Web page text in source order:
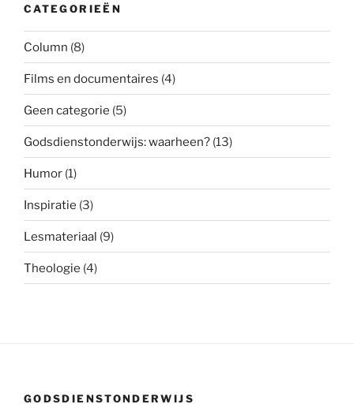
CATEGORIEËN
Column (8)
Films en documentaires (4)
Geen categorie (5)
Godsdienstonderwijs: waarheen? (13)
Humor (1)
Inspiratie (3)
Lesmateriaal (9)
Theologie (4)
GODSDIENSTONDERWIJS